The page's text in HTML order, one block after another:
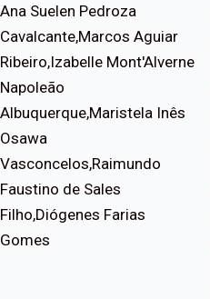
Ana Suelen Pedroza
Cavalcante,Marcos Aguiar
Ribeiro,Izabelle Mont'Alverne
Napoleão
Albuquerque,Maristela Inês
Osawa
Vasconcelos,Raimundo
Faustino de Sales
Filho,Diógenes Farias
Gomes